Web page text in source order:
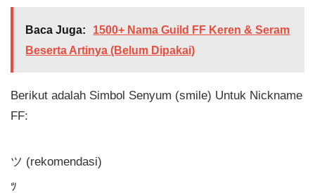
Baca Juga:
1500+ Nama Guild FF Keren & Seram
Beserta Artinya (Belum Dipakai)
Berikut adalah Simbol Senyum (smile) Untuk Nickname
FF:
ツ (rekomendasi)
ﾂ